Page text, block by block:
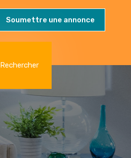
Soumettre une annonce
Soumettre une annonce
Rechercher